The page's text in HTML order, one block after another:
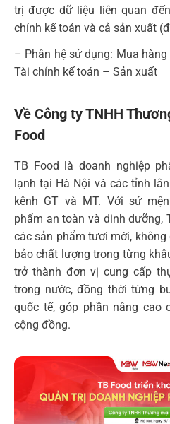
trị được dữ liệu liên quan
chính kế toán và cả sản xuất
– Phân hệ sử dụng: Mua
Tài chính kế toán – Sản xuất
Về Công ty TNHH
Food
TB Food là doanh nghiệp
lạnh tại Hà Nội và các tỉnh
kênh GT và MT. Với sứ
phẩm an toàn và dinh dưỡng,
các sản phẩm tươi mới,
bảo chất lượng trong từng
trở thành đơn vị cung cấp
trong nước, đồng thời từng
quốc tế, góp phần nâng cao
cộng đồng.